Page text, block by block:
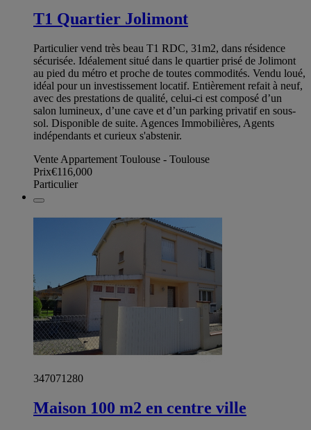
T1 Quartier Jolimont
Particulier vend très beau T1 RDC, 31m2, dans résidence
sécurisée. Idéalement situé dans le quartier prisé de Jolimont
au pied du métro et proche de toutes commodités. Vendu loué,
idéal pour un investissement locatif. Entièrement refait à neuf,
avec des prestations de qualité, celui-ci est composé d’un
salon lumineux, d’une cave et d’un parking privatif en sous-
sol. Disponible de suite. Agences Immobilières, Agents
indépendants et curieux s'abstenir.
Vente Appartement Toulouse - Toulouse
Prix€116,000
Particulier
347071280
Maison 100 m2 en centre ville